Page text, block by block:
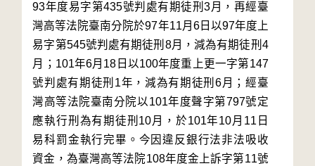
93年度易字第435號判處有期徒刑3月，再經臺
灣高等法院臺南分院於97年11月6日以97年度上
易字第545號判處有期徒刑8月，減為有期徒刑4
月；101年6月18日以100年度重上更一字第147
號判處有期徒刑1年，減為有期徒刑6月；經臺
灣高等法院臺南分院以101年度聲字第797號定
應執行刑為有期徒刑10月，於101年10月11日
易科罰金執行完畢。今因違反銀行法非法吸收
資金，為臺灣高等法院108年度金上訴字第11號